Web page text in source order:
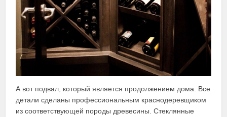
А вот подвал, который является продолжением дома. Все
детали сделаны профессиональным краснодеревщиком
из соответствующей породы древесины. Стеклянные